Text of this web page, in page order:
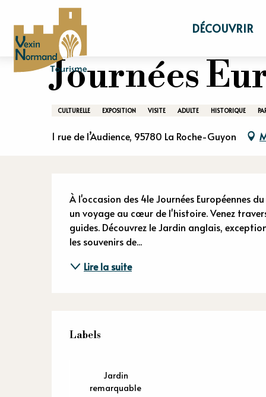
contenu
principal
DÉCOUVRIR
Accueil
Journées
CULTURELLE EXPOSITION VISITE ADULTE HISTORIQUE
1 rue de l’Audience, 95780 La Roche-Guyon
À l'occasion des 41e Journées Européennes
un voyage au cœur de l'histoire. Venez
guides. Découvrez le Jardin anglais,
les souvenirs de...
Lire la suite
Offres de
Labels
Labels
Jardin
remarquable